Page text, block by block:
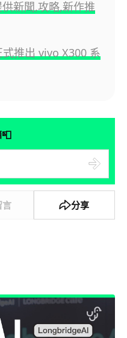
新聞,攻略,新作推
式推出 vivo X300 系
📮
言 分享